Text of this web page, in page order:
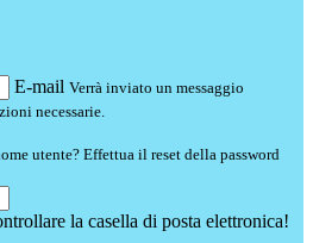
E-mail Verrà inviato un messaggio
necessarie.
utente? Effettua il reset della password
la casella di posta elettronica!